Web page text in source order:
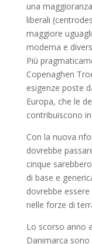
una
liberali
maggiore
moderna e
Più
Copenaghen
esigenze poste
Europa, che le
contribuiscono
Con la nuova
dovrebbe
cinque
di base e
dovrebbe
nelle forze di
Lo scorso anno
Danimarca sono